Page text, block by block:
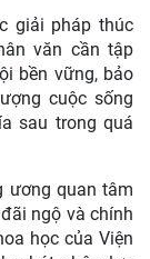
giải pháp thúc
văn cần tập
bền vững, bảo
cuộc sống
sau trong quá
ương quan tâm
ngộ và chính
học của Viện